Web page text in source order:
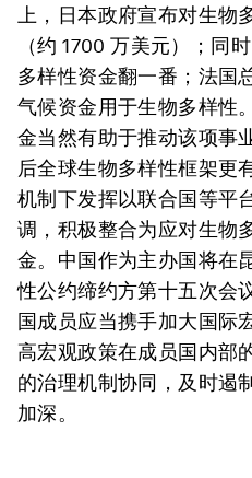
上，日本政府宣布对生物
（约 1700 万美元）；同
多样性资金翻一番；法国
气候资金用于生物多样性
金当然有助于推动该项事
后全球生物多样性框架更
机制下发挥以联合国等平
调，积极整合为应对生物
金。中国作为主办国将在
性公约缔约方第十五次会
国成员应当携手加大国际
高宏观政策在成员国内部
的治理机制协同，及时遏
加深。